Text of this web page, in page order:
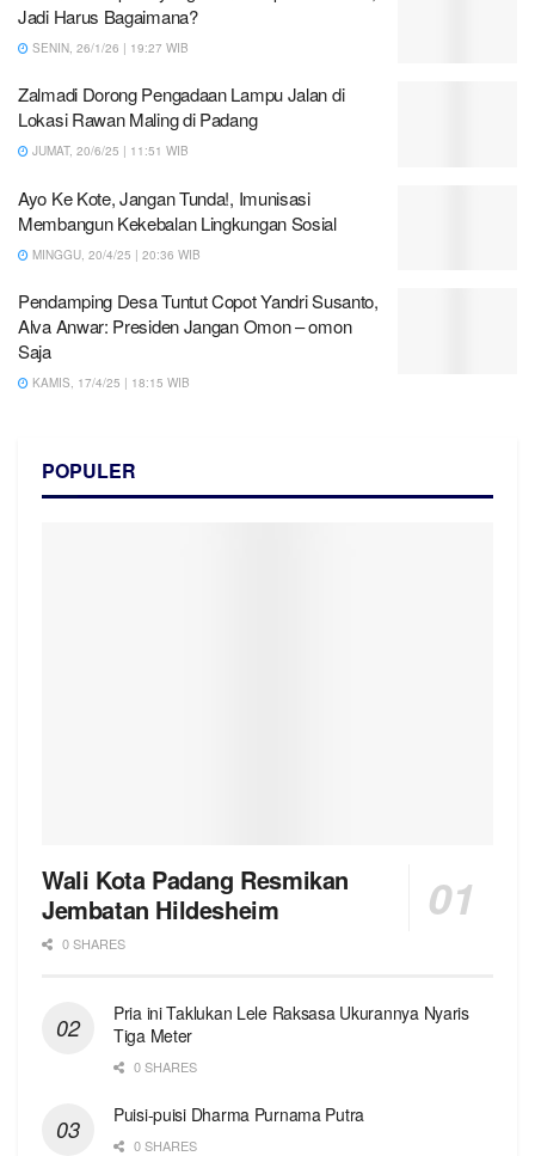
Jadi Harus Bagaimana?
SENIN, 26/1/26 | 19:27 WIB
Zalmadi Dorong Pengadaan Lampu Jalan di
Lokasi Rawan Maling di Padang
JUMAT, 20/6/25 | 11:51 WIB
Ayo Ke Kote, Jangan Tunda!, Imunisasi
Membangun Kekebalan Lingkungan Sosial
MINGGU, 20/4/25 | 20:36 WIB
Pendamping Desa Tuntut Copot Yandri Susanto,
Alva Anwar: Presiden Jangan Omon – omon
Saja
KAMIS, 17/4/25 | 18:15 WIB
POPULER
Wali Kota Padang Resmikan
Jembatan Hildesheim
0 SHARES
Pria ini Taklukan Lele Raksasa Ukurannya Nyaris
Tiga Meter
0 SHARES
Puisi-puisi Dharma Purnama Putra
0 SHARES